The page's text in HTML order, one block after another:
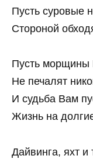
Пусть суровые
Стороной
Пусть морщины
Не печалят
И судьба Вам
Жизнь на
Дайвинга, яхт и